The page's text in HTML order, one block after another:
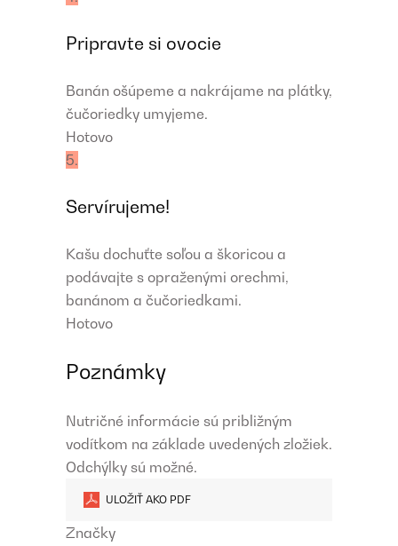
Pripravte si ovocie
Banán ošúpeme a nakrájame na plátky,
čučoriedky umyjeme.
Hotovo
5.
Servírujeme!
Kašu dochuťte soľou a škoricou a
podávajte s opraženými orechmi,
banánom a čučoriedkami.
Hotovo
Poznámky
Nutričné ​​informácie sú približným
vodítkom na základe uvedených zložiek.
Odchýlky sú možné.
ULOŽIŤ AKO PDF
Značky